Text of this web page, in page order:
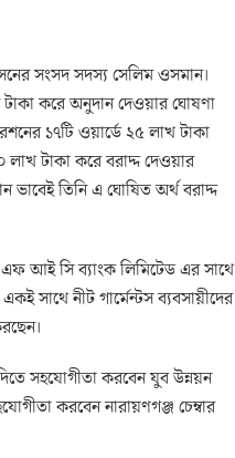
সংসদ সদস্য সেলিম ওসমান।
করে অনুদান দেওয়ার ঘোষণা
১৭টি ওয়ার্ডে ২৫ লাখ টাকা
লাখ টাকা করে বরাদ্দ দেওয়ার
তিনি এ ঘোষিত অর্থ বরাদ্দ
এফ আই সি ব্যাংক লিমিটেড এর সাথে
সাথে নীট গার্মেন্টস ব্যবসায়ীদের
সহযোগীতা করবেন যুব উন্নয়ন
করবেন নারায়ণগঞ্জ চেম্বার